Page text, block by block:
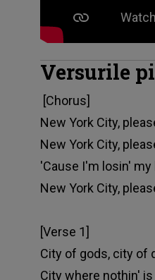
Versurile
[Chorus]
New York City,
New York City,
'Cause I'm losin'
New York City,
[Verse 1]
City of gods, city of
City where nothin'